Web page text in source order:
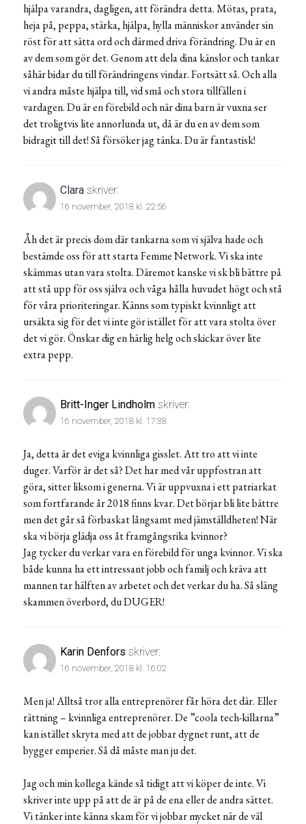
hjälpa varandra, dagligen, att förändra detta. Mötas, prata,
heja på, peppa, stärka, hjälpa, hylla människor använder sin
röst för att sätta ord och därmed driva förändring. Du är en
av dem som gör det. Genom att dela dina känslor och tankar
såhär bidar du till förändringens vindar. Fortsätt så. Och alla
vi andra måste hjälpa till, vid små och stora tillfällen i
vardagen. Du är en förebild och när dina barn är vuxna ser
det troligtvis lite annorlunda ut, då är du en av dem som
bidragit till det! Så försöker jag tänka. Du är fantastisk!
Clara skriver:
16 november, 2018 kl. 22:56
Åh det är precis dom där tankarna som vi själva hade och
bestämde oss för att starta Femme Network. Vi ska inte
skämmas utan vara stolta. Däremot kanske vi sk bli bättre på
att stå upp för oss själva och våga hålla huvudet högt och stå
för våra prioriteringar. Känns som typiskt kvinnligt att
ursäkta sig för det vi inte gör istället för att vara stolta över
det vi gör. Önskar dig en härlig helg och skickar över lite
extra pepp.
Britt-Inger Lindholm skriver:
16 november, 2018 kl. 17:38
Ja, detta är det eviga kvinnliga gisslet. Att tro att vi inte
duger. Varför är det så? Det har med vår uppfostran att
göra, sitter liksom i generna. Vi är uppvuxna i ett patriarkat
som fortfarande år 2018 finns kvar. Det börjar bli lite bättre
men det går så förbaskat långsamt med jämställdheten! När
ska vi börja glädja oss åt framgångsrika kvinnor?
Jag tycker du verkar vara en förebild för unga kvinnor. Vi ska
både kunna ha ett intressant jobb och familj och kräva att
mannen tar hälften av arbetet och det verkar du ha. Så släng
skammen överbord, du DUGER!
Karin Denfors skriver:
16 november, 2018 kl. 16:02
Men ja! Alltså tror alla entreprenörer får höra det där. Eller
rättning – kvinnliga entreprenörer. De ”coola tech-killarna”
kan istället skryta med att de jobbar dygnet runt, att de
bygger emperier. Så då måste man ju det.
Jag och min kollega kände så tidigt att vi köper de inte. Vi
skriver inte upp på att de är på de ena eller de andra sättet.
Vi tänker inte känna skam för vi jobbar mycket när de väl